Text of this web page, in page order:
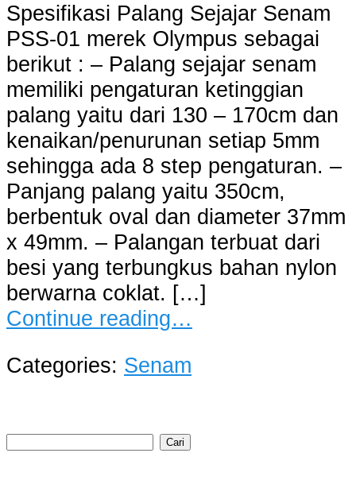
Spesifikasi Palang Sejajar Senam
PSS-01 merek Olympus sebagai
berikut : – Palang sejajar senam
memiliki pengaturan ketinggian
palang yaitu dari 130 – 170cm dan
kenaikan/penurunan setiap 5mm
sehingga ada 8 step pengaturan. –
Panjang palang yaitu 350cm,
berbentuk oval dan diameter 37mm
x 49mm. – Palangan terbuat dari
besi yang terbungkus bahan nylon
berwarna coklat. […]
Continue reading…
Categories: Senam
Cari